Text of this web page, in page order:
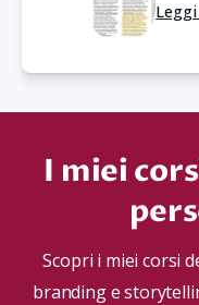
I miei
Scopri i miei corsi
branding e